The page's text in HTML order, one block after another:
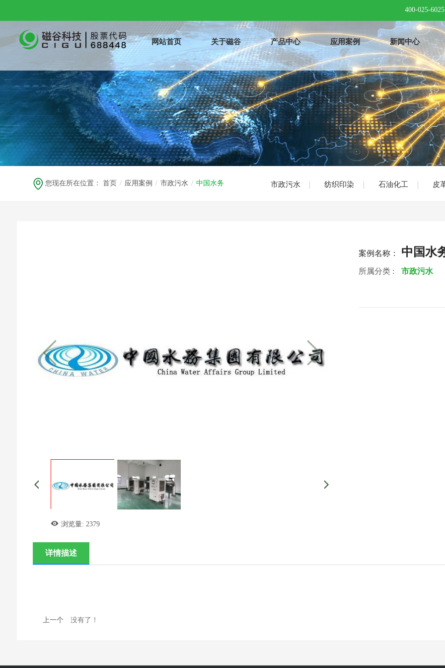
400-025-6025
网站首页 关于磁谷 产品中心 应用案例 新闻中心
您现在所在位置：首页 / 应用案例 / 市政污水 / 中国水务 市政污水 纺织印染 石油化工 皮
浏览量: 2379
案例名称： 中国水
所属分类 : 市政污水
详情描述
上一个 没有了！